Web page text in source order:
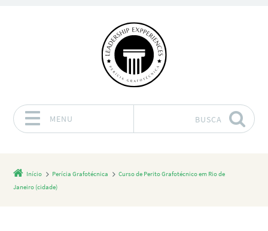
MENU BUSCA
Início Perícia Grafotécnica
Curso de Perito Grafotécnico em Rio de
Janeiro (cidade)